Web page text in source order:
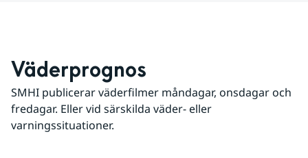
Väderprognos
SMHI publicerar väderfilmer måndagar, onsdagar och
fredagar. Eller vid särskilda väder- eller
varningssituationer.